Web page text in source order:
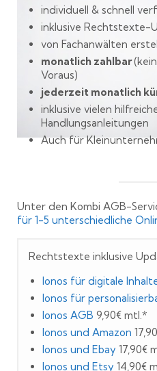
individuell & schnell
inklusive Rechtstexte-
von Fachanwälten
monatlich zahlbar
Voraus)
jederzeit monatlich
inklusive vielen
Handlungsanleitungen
Auch für
Unter den Kombi AGB-
für 1-5 unterschiedliche
Rechtstexte inklusive
Ionos für digitale
Ionos für
Ionos AGB 9,90€ mtl.*
Ionos und Amazon
Ionos und Ebay 17,90€
Ionos und Etsy 14,90€